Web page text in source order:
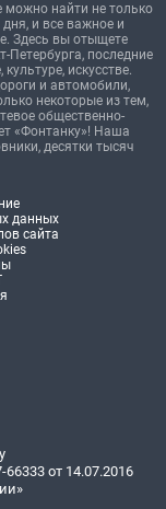
можно найти не только
и все важное и
Здесь вы отыщете
Петербурга, последние
искусстве.
и автомобили,
некоторые из тем,
общественно-
«Фонтанку»! Наша
десятки тысяч
данных
сайта
от 14.07.2016